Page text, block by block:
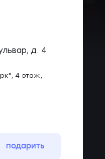
д. 4
4 этаж,
подарить